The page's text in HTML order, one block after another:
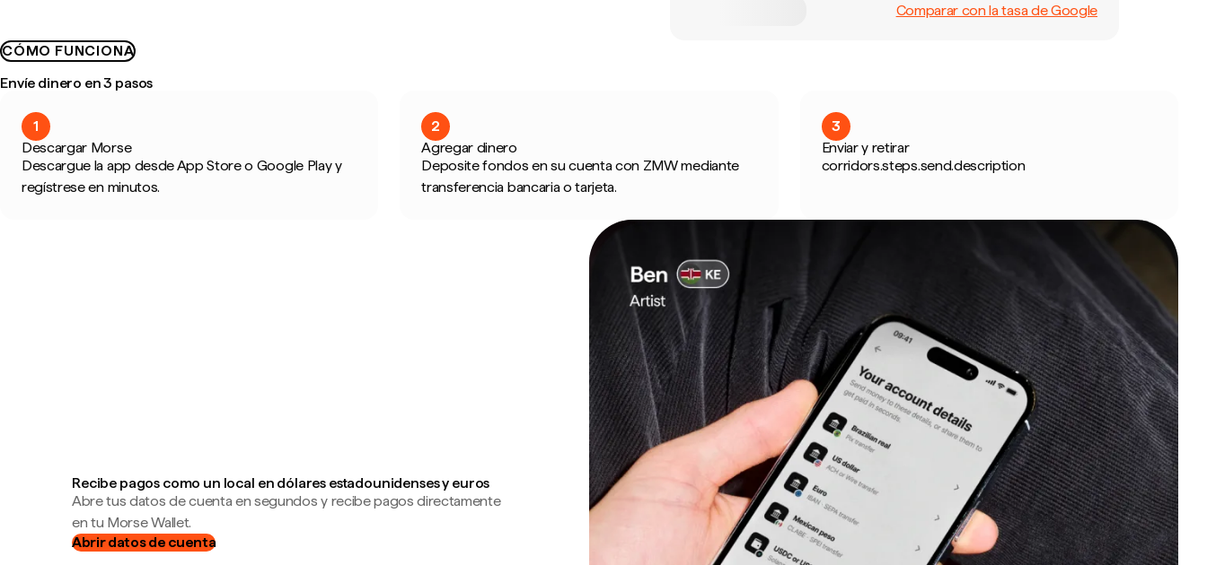
Comparar con la tasa de Google
CÓMO FUNCIONA
Envíe dinero en 3 pasos
1
Descargar Morse
Descargue la app desde App Store o Google Play y
regístrese en minutos.
2
Agregar dinero
Deposite fondos en su cuenta con ZMW mediante
transferencia bancaria o tarjeta.
3
Enviar y retirar
corridors.steps.send.description
Recibe pagos como un local en dólares estadounidenses y euros
Abre tus datos de cuenta en segundos y recibe pagos directamente
en tu Morse Wallet.
Abrir datos de cuenta